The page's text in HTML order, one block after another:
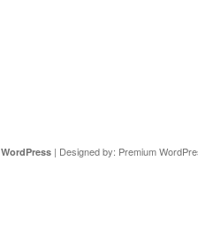
WordPress| Designed by: Premium